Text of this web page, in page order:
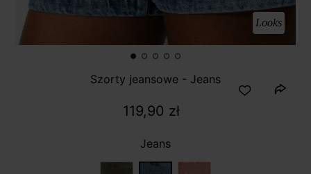
Looks
Szorty jeansowe - Jeans
119,90 zł
Jeans